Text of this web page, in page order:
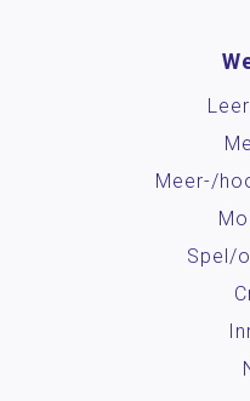
Meer-/
Spel/